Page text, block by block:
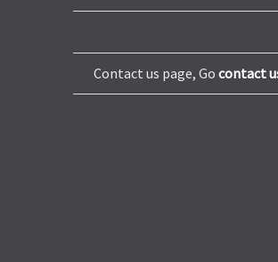
Contact us page, Go contact